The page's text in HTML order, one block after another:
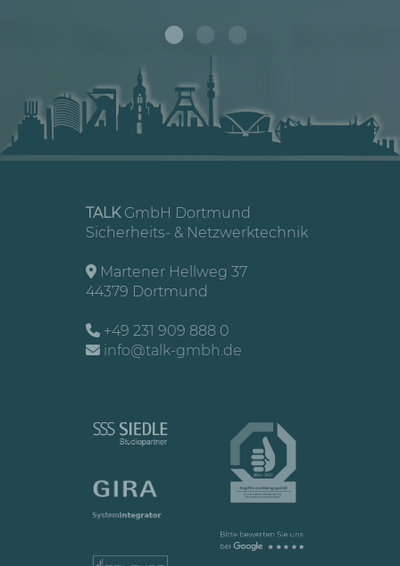
TALKGmbH Dortmund
Sicherheits- & Netzwerktechnik
Martener Hellweg 37
44379 Dortmund
+49 231 909 888 0
info@talk-gmbh.de